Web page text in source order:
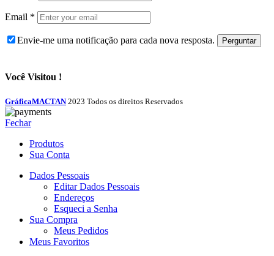
Email *
Envie-me uma notificação para cada nova resposta.
Você Visitou !
GráficaMACTAN 2023 Todos os direitos Reservados
Fechar
Produtos
Sua Conta
Dados Pessoais
Editar Dados Pessoais
Endereços
Esqueci a Senha
Sua Compra
Meus Pedidos
Meus Favoritos